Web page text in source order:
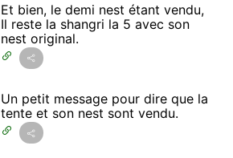
Et bien, le demi nest étant vendu,
Il reste la shangri la 5 avec son
nest original.
Un petit message pour dire que la
tente et son nest sont vendu.